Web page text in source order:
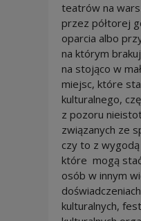
teatrów na
przez półtorej
oparcia albo
na którym
na stojąco w
miejsc, które
kulturalnego,
z pozoru
związanych ze
czy to z
które mogą
osób w innym
kulturalnych,